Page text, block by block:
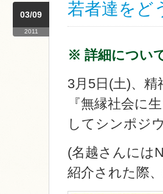
若者達をど
03/09
2011
※ 詳細につい
3月5日(土)、精
『無縁社会に
してシンポジ
(名越さんには
紹介された際